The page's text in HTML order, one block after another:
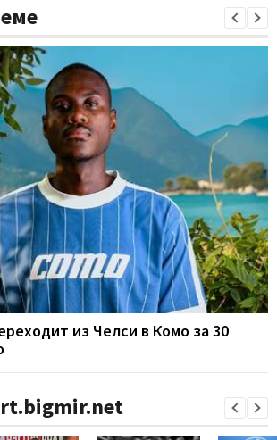
из Челси в Комо за 30